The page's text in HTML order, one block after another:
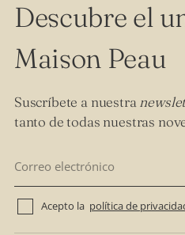
Descubre el
Maison Peau
Suscríbete a nuestra
tanto de todas nuestras
electrónico
Acepto la política de